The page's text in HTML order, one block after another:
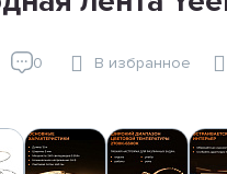
0 В избранное